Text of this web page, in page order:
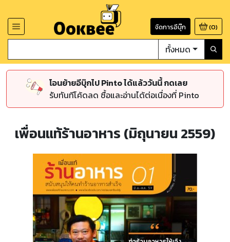
จัดการอีบุ๊ก (0)
ทั้งหมด
โอนย้ายอีบุ๊กไป Pinto ได้แล้ววันนี้ กดเลย
รับทันทีโค้ดลด ซื้อและอ่านได้ต่อเนื่องที่ Pinto
เพื่อนแท้ร้านอาหาร (มิถุนายน 2559)